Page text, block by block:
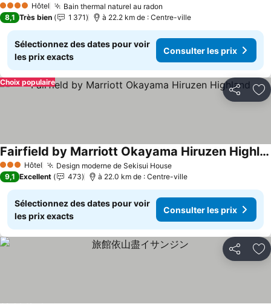
4 Étoiles Hôtel Bain thermal naturel au radon
8,1 Très bien 1 371 à 22.2 km de : Centre-ville
Sélectionnez des dates pour voir
les prix exacts
Consulter les prix
Partager
Choix populaire
3 ÉtoilesHôtel Design moderne de Sekisui House
Fairfield by Marriott Okayama Hiruzen Highland
9,1 Excellent 473 à 22.0 km de : Centre-ville
Sélectionnez des dates pour voir
les prix exacts
Consulter les prix
Partager